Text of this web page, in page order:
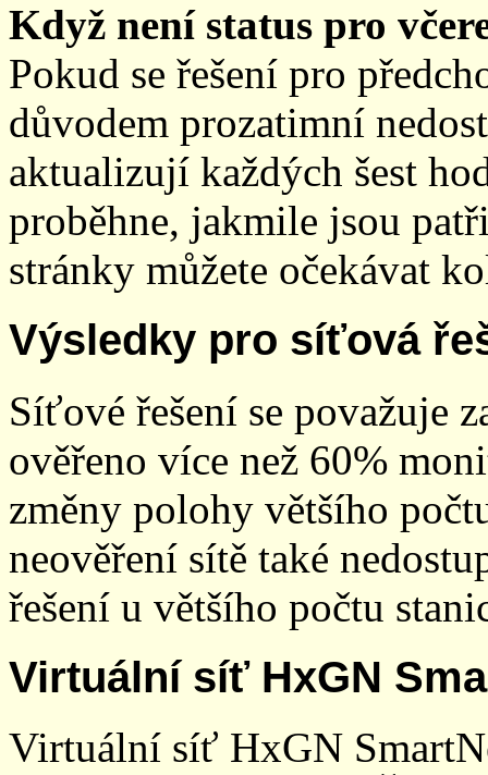
Když není status pro
Pokud se řešení pro
důvodem prozatimní
aktualizují každých šest
proběhne, jakmile jsou
stránky můžete očekávat
Výsledky pro síťová
Síťové řešení se považuje
ověřeno více než 60%
změny polohy většího
neověření sítě také
řešení u většího počtu
Virtuální síť HxGN
Virtuální síť HxGN